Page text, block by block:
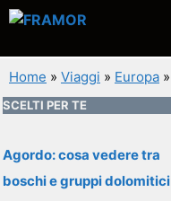
Vai
contenuto
Home » Viaggi » Europa »
SCELTI PER TE
Agordo: cosa vedere tra
boschi e gruppi dolomitici